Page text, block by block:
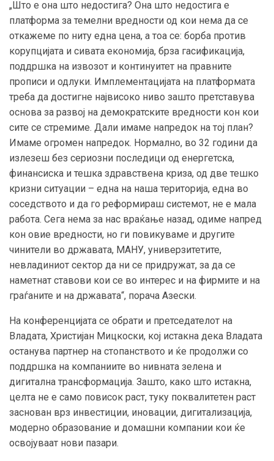
„Што е она што недостига? Она што недостига е
платформа за темелни вредности од кои нема да се
откажеме по ниту една цена, а тоа се: борба против
корупцијата и сивата економија, брза гасификација,
поддршка на извозот и континуитет на правните
прописи и одлуки. Имплементацијата на платформата
треба да достигне највисоко ниво зашто претставува
основа за развој на демократските вредности кон кои
сите се стремиме. Дали имаме напредок на тој план?
Имаме огромен напредок. Нормално, во 32 години да
излезеш без сериозни последици од енергетска,
финансиска и тешка здравствена криза, од две тешко
кризни ситуации – една на наша територија, една во
соседството и да го реформираш системот, не е мала
работа. Сега нема за нас враќање назад, одиме напред
кон овие вредности, но ги повикуваме и другите
чинители во државата, МАНУ, универзитетите,
невладиниот сектор да ни се придружат, за да се
наметнат ставови кои се во интерес и на фирмите и на
граѓаните и на државата“, порача Азески.
На конференцијата се обрати и претседателот на
Владата, Христијан Мицкоски, кој истакна дека Владата
останува партнер на стопанството и ќе продолжи со
поддршка на компаниите во нивната зелена и
дигитална трансформација. Зашто, како што истакна,
целта не е само повисок раст, туку поквалитетен раст
заснован врз инвестиции, иновации, дигитализација,
модерно образование и домашни компании кои ќе
освојуваат нови пазари.